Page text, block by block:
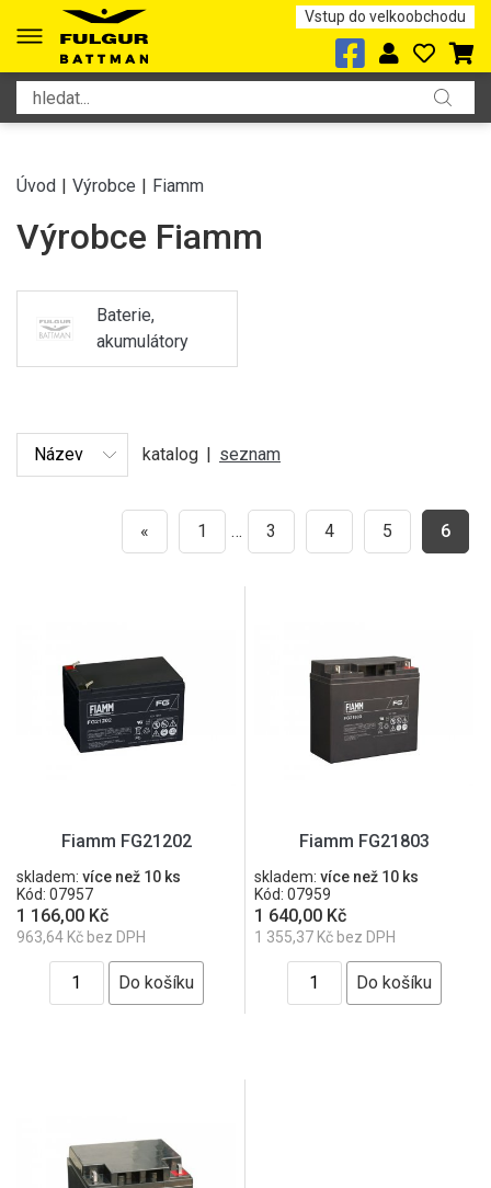
Vstup do velkoobchodu
Úvod | Výrobce | Fiamm
Výrobce Fiamm
Baterie,
akumulátory
katalog | seznam
« 1 … 3 4 5 6
Fiamm FG21202
skladem: více než 10 ks
Kód: 07957
1 166,00 Kč
963,64 Kč bez DPH
Fiamm FG21803
skladem: více než 10 ks
Kód: 07959
1 640,00 Kč
1 355,37 Kč bez DPH